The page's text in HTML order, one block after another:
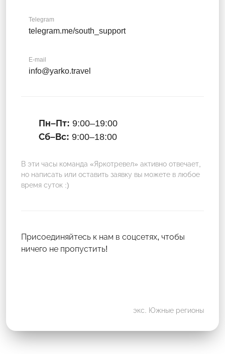
Telegram
telegram.me/south_support
E-mail
info@yarko.travel
Пн–Пт: 9:00–19:00
Сб–Вс: 9:00–18:00
В эти часы команда «Яркотревел» активно отвечает,
но написать или оставить заявку вы можете в любое
время суток :)
Присоединяйтесь к нам в соцсетях, чтобы
ничего не пропустить!
экс. Южные регионы